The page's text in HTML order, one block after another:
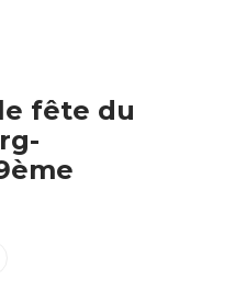
fête du